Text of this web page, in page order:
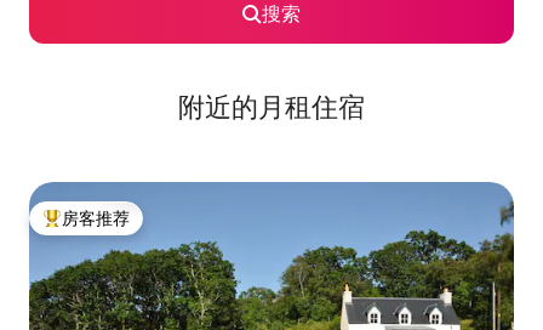
搜索
附近的月租住宿
热门「房客推荐」
房客推荐